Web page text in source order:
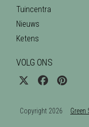
Tuincentra
Nieuws
Ketens
VOLG ONS
Copyright 2026